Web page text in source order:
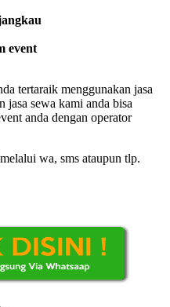
event
tertaraik menggunakan jasa
jasa sewa kami anda bisa
anda dengan operator
wa, sms ataupun tlp.